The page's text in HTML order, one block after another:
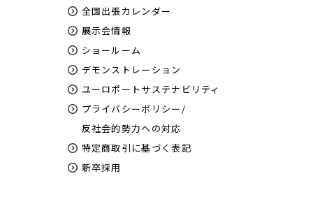
全国出張カレンダー
展示会情報
ショールーム
デモンストレーション
ユーロポートサステナビリティ
プライバシーポリシー/
反社会的勢力への対応
特定商取引に基づく表記
新卒採用